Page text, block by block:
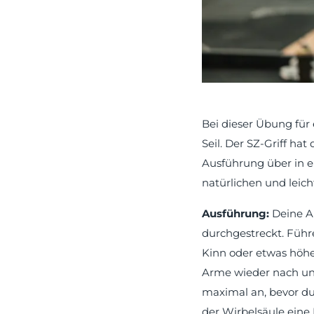
Bei dieser Übung für
Seil. Der SZ-Griff
Ausführung über in
natürlichen und
Ausführung: Deine
durchgestreckt.
Kinn oder etwas
Arme wieder nach
maximal an, bevor
der Wirbelsäule eine